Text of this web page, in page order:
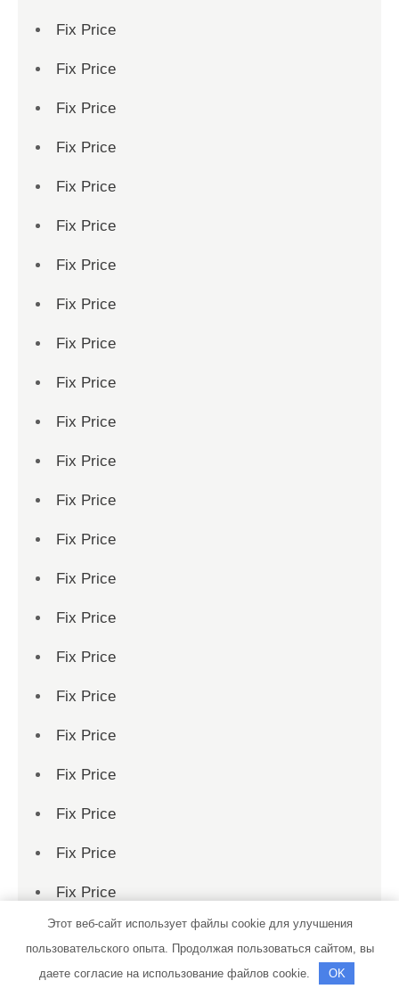
Fix Price
Fix Price
Fix Price
Fix Price
Fix Price
Fix Price
Fix Price
Fix Price
Fix Price
Fix Price
Fix Price
Fix Price
Fix Price
Fix Price
Fix Price
Fix Price
Fix Price
Fix Price
Fix Price
Fix Price
Fix Price
Fix Price
Fix Price
Fix Price
Fix Price
Этот веб-сайт использует файлы cookie для улучшения
пользовательского опыта. Продолжая пользоваться сайтом, вы
даете согласие на использование файлов cookie.
OK